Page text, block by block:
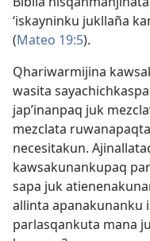
‘iskayninku jukllaña
(Mateo 19:5).
Qhariwarmijina
wasita
japʼinanpaq juk
mezclata
necesitakun.
kawsakunankupaq
sapa juk
allinta apanakunanku
parlasqankuta mana